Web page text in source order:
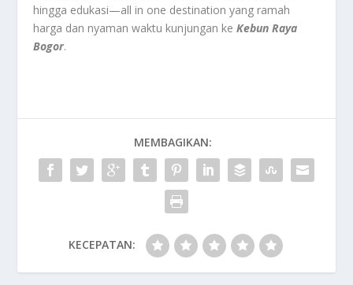
hingga edukasi—all in one destination yang ramah
harga dan nyaman waktu kunjungan keKebun Raya
Bogor.
MEMBAGIKAN:
KECEPATAN: